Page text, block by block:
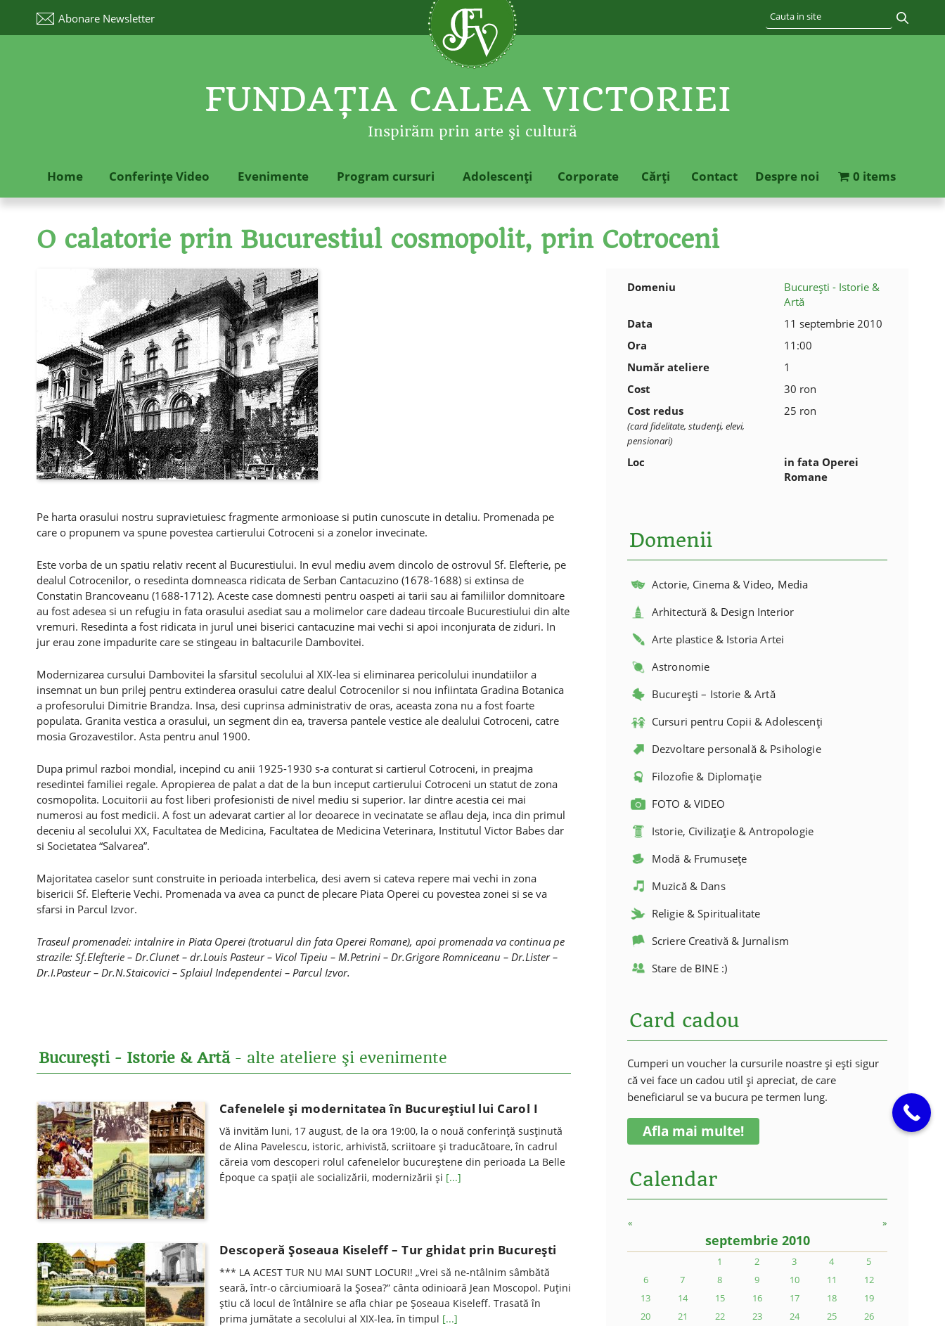
Abonare Newsletter
FUNDAŢIA CALEA VICTORIEI
Inspirăm prin arte şi cultură
Home Conferinţe Video Evenimente Program cursuri Adolescenţi Corporate Cărţi Contact Despre noi 0 items
O calatorie prin Bucurestiul cosmopolit, prin Cotroceni
Pe harta orasului nostru supravietuiesc fragmente armonioase si putin cunoscute in detaliu. Promenada pe
care o propunem va spune povestea cartierului Cotroceni si a zonelor invecinate.
Este vorba de un spatiu relativ recent al Bucurestiului. In evul mediu avem dincolo de ostrovul Sf. Elefterie, pe
dealul Cotrocenilor, o resedinta domneasca ridicata de Serban Cantacuzino (1678-1688) si extinsa de
Constatin Brancoveanu (1688-1712). Aceste case domnesti pentru oaspeti ai tarii sau ai familiilor domnitoare
au fost adesea si un refugiu in fata orasului asediat sau a molimelor care dadeau tircoale Bucurestiului din alte
vremuri. Resedinta a fost ridicata in jurul unei biserici cantacuzine mai vechi si apoi inconjurata de ziduri. In
jur erau zone impadurite care se stingeau in baltacurile Dambovitei.
Modernizarea cursului Dambovitei la sfarsitul secolului al XIX-lea si eliminarea pericolului inundatiilor a
insemnat un bun prilej pentru extinderea orasului catre dealul Cotrocenilor si nou infiintata Gradina Botanica
a profesorului Dimitrie Brandza. Insa, desi cuprinsa administrativ de oras, aceasta zona nu a fost foarte
populata. Granita vestica a orasului, un segment din ea, traversa pantele vestice ale dealului Cotroceni, catre
mosia Grozavestilor. Asta pentru anul 1900.
Dupa primul razboi mondial, incepind cu anii 1925-1930 s-a conturat si cartierul Cotroceni, in preajma
resedintei familiei regale. Apropierea de palat a dat de la bun inceput cartierului Cotroceni un statut de zona
cosmopolita. Locuitorii au fost liberi profesionisti de nivel mediu si superior. Iar dintre acestia cei mai
numerosi au fost medicii. A fost un adevarat cartier al lor deoarece in vecinatate se aflau deja, inca din primul
deceniu al secolului XX, Facultatea de Medicina, Facultatea de Medicina Veterinara, Institutul Victor Babes dar
si Societatea “Salvarea”.
Majoritatea caselor sunt construite in perioada interbelica, desi avem si cateva repere mai vechi in zona
bisericii Sf. Elefterie Vechi. Promenada va avea ca punct de plecare Piata Operei cu povestea zonei si se va
sfarsi in Parcul Izvor.
Traseul promenadei: intalnire in Piata Operei (trotuarul din fata Operei Romane), apoi promenada va continua pe
strazile: Sf.Elefterie – Dr.Clunet – dr.Louis Pasteur – Vicol Tipeiu – M.Petrini – Dr.Grigore Romniceanu – Dr.Lister –
Dr.I.Pasteur – Dr.N.Staicovici – Splaiul Independentei – Parcul Izvor.
București - Istorie & Artă- alte ateliere şi evenimente
Cafenelele și modernitatea în Bucureștiul lui Carol I
Vă invităm luni, 17 august, de la ora 19:00, la o nouă conferinţă susţinută
de Alina Pavelescu, istoric, arhivistă, scriitoare şi traducătoare, în cadrul
căreia vom descoperi rolul cafenelelor bucureștene din perioada La Belle
Époque ca spații ale socializării, modernizării și [...]
Descoperă Șoseaua Kiseleff – Tur ghidat prin Bucureşti
*** LA ACEST TUR NU MAI SUNT LOCURI! „Vrei să ne-ntâlnim sâmbătă
seară, într-o cârciumioară la Șosea?” cânta odinioară Jean Moscopol. Puțini
știu că locul de întâlnire se afla chiar pe Șoseaua Kiseleff. Trasată în
prima jumătate a secolului al XIX-lea, în timpul [...]
Domeniu
București - Istorie &
Artă
Data
11 septembrie 2010
Ora
11:00
Număr ateliere
1
Cost
30 ron
Cost redus
(card fidelitate, studenţi, elevi,
pensionari)
25 ron
Loc
in fata Operei
Romane
Domenii
Actorie, Cinema & Video, Media
Arhitectură & Design Interior
Arte plastice & Istoria Artei
Astronomie
București – Istorie & Artă
Cursuri pentru Copii & Adolescenți
Dezvoltare personală & Psihologie
Filozofie & Diplomație
FOTO & VIDEO
Istorie, Civilizație & Antropologie
Modă & Frumusețe
Muzică & Dans
Religie & Spiritualitate
Scriere Creativă & Jurnalism
Stare de BINE :)
Card cadou
Cumperi un voucher la cursurile noastre și ești sigur
că vei face un cadou util și apreciat, de care
beneficiarul se va bucura pe termen lung.
Afla mai multe!
Calendar
« »
septembrie 2010
1 2 3 4
5
6
7 8 9 10 11
12
13
14 15 16 17 18
19
20
21 22 23 24 25
26